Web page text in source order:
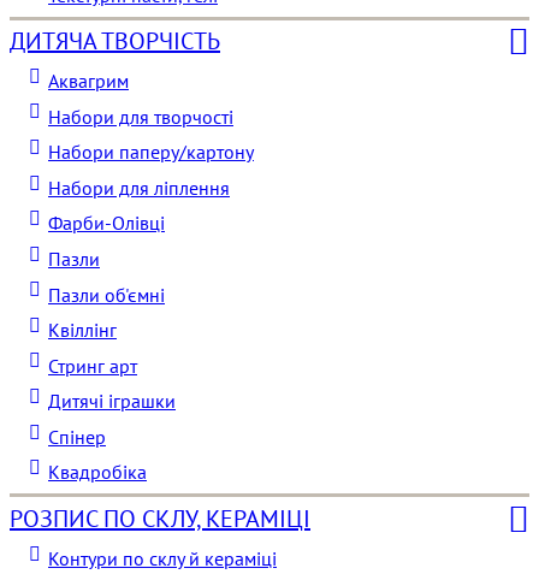
ДИТЯЧА ТВОРЧІСТЬ
Аквагрим
Набори для творчості
Набори паперу/картону
Набори для ліплення
Фарби-Олівці
Пазли
Пазли об'ємні
Квіллінг
Стринг арт
Дитячі іграшки
Спінер
Квадробіка
РОЗПИС ПО СКЛУ, КЕРАМІЦІ
Контури по склу й кераміці